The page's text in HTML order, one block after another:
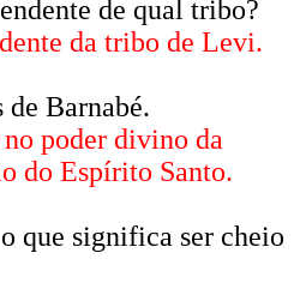
de qual tribo?
da tribo de Levi.
Barnabé.
poder divino da
do Espírito Santo.
que significa ser cheio